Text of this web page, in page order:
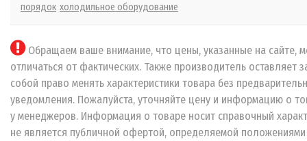
порядок холодильное оборудование
Обращаем ваше внимание, что цены, указанные на сайте,
отличаться от фактических. Также производитель оставляет
собой право менять характеристики товара без
уведомления. Пожалуйста, уточняйте цену и информацию о
у менеджеров. Информация о товаре носит справочный
не является публичной офертой, определяемой положениями